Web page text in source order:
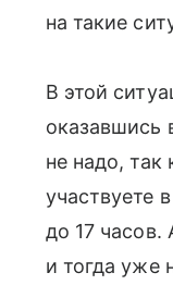
на такие
В этой
оказавшись
не надо,
участвуете
до 17 часов.
и тогда уже